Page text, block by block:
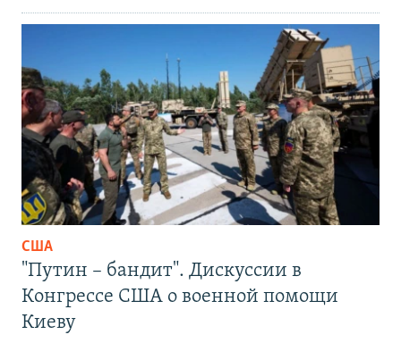
США
"Путин – бандит". Дискуссии в
Конгрессе США о военной помощи
Киеву